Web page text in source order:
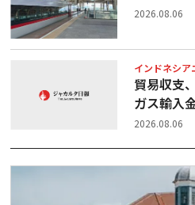
2026.08.06
インドネシア
貿易収支
ガス輸入
2026.08.06